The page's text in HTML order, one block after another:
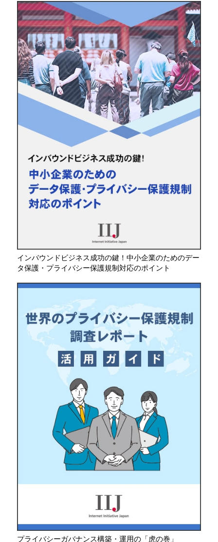
インバウンドビジネス成功の鍵！中小企業のためのデー
タ保護・プライバシー保護規制対応のポイント
プライバシーガバナンス構築・運用の「虎の巻」